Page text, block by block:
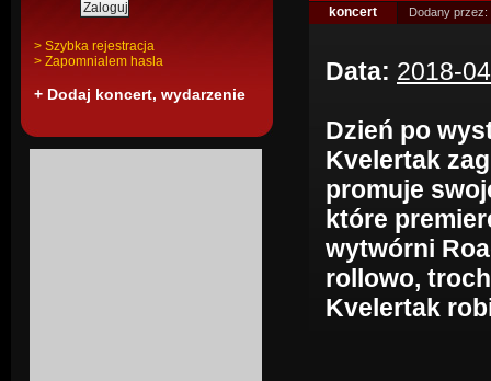
> Szybka rejestracja
> Zapomnialem hasla
+ Dodaj koncert, wydarzenie
koncert Dodany przez:
Data: 2018-
Dzień po
Kvelertak
promuje
które
wytwórni
rollowo,
Kvelertak